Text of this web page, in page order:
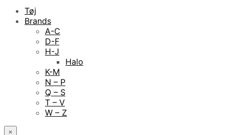
Tøj
Brands
A-C
D-F
H-J
Halo
K-M
N – P
Q – S
T – V
W – Z
×